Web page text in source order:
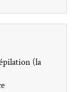
(la